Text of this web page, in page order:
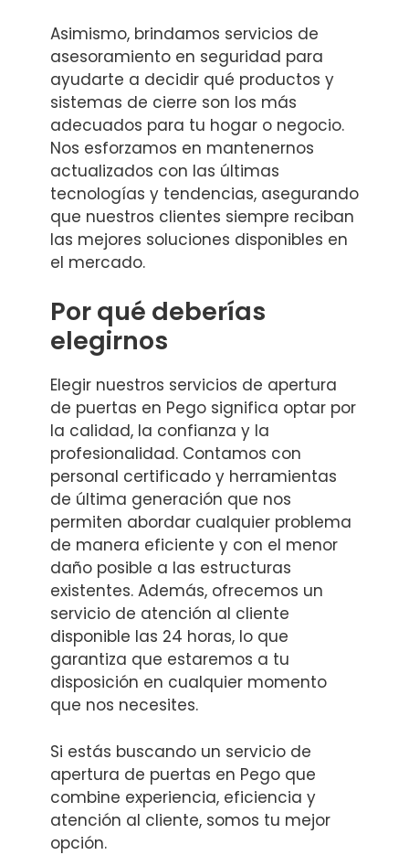
Asimismo, brindamos servicios de
asesoramiento en seguridad para
ayudarte a decidir qué productos y
sistemas de cierre son los más
adecuados para tu hogar o negocio.
Nos esforzamos en mantenernos
actualizados con las últimas
tecnologías y tendencias, asegurando
que nuestros clientes siempre reciban
las mejores soluciones disponibles en
el mercado.
Por qué deberías
elegirnos
Elegir nuestros servicios de apertura
de puertas en Pego significa optar por
la calidad, la confianza y la
profesionalidad. Contamos con
personal certificado y herramientas
de última generación que nos
permiten abordar cualquier problema
de manera eficiente y con el menor
daño posible a las estructuras
existentes. Además, ofrecemos un
servicio de atención al cliente
disponible las 24 horas, lo que
garantiza que estaremos a tu
disposición en cualquier momento
que nos necesites.
Si estás buscando un servicio de
apertura de puertas en Pego que
combine experiencia, eficiencia y
atención al cliente, somos tu mejor
opción.